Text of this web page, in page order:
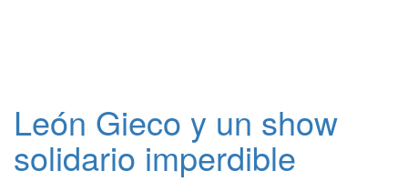
León Gieco y un show
solidario imperdible